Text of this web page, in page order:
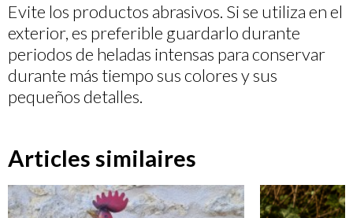
Evite los productos abrasivos. Si se utiliza en el
exterior, es preferible guardarlo durante
periodos de heladas intensas para conservar
durante más tiempo sus colores y sus
pequeños detalles.
Articles similaires